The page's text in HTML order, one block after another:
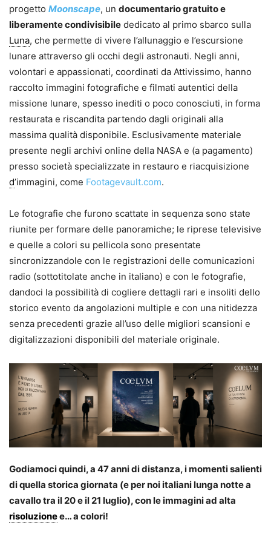
progetto Moonscape, un documentario gratuito e
liberamente condivisibile dedicato al primo sbarco sulla
Luna, che permette di vivere l’allunaggio e l’escursione
lunare attraverso gli occhi degli astronauti. Negli anni,
volontari e appassionati, coordinati da Attivissimo, hanno
raccolto immagini fotografiche e filmati autentici della
missione lunare, spesso inediti o poco conosciuti, in forma
restaurata e riscandita partendo dagli originali alla
massima qualità disponibile. Esclusivamente materiale
presente negli archivi online della NASA e (a pagamento)
presso società specializzate in restauro e riacquisizione
d’immagini, come Footagevault.com.
Le fotografie che furono scattate in sequenza sono state
riunite per formare delle panoramiche; le riprese televisive
e quelle a colori su pellicola sono presentate
sincronizzandole con le registrazioni delle comunicazioni
radio (sottotitolate anche in italiano) e con le fotografie,
dandoci la possibilità di cogliere dettagli rari e insoliti dello
storico evento da angolazioni multiple e con una nitidezza
senza precedenti grazie all’uso delle migliori scansioni e
digitalizzazioni disponibili del materiale originale.
Godiamoci quindi, a 47 anni di distanza, i momenti salienti
di quella storica giornata (e per noi italiani lunga notte a
cavallo tra il 20 e il 21 luglio), con le immagini ad alta
risoluzionee… a colori!